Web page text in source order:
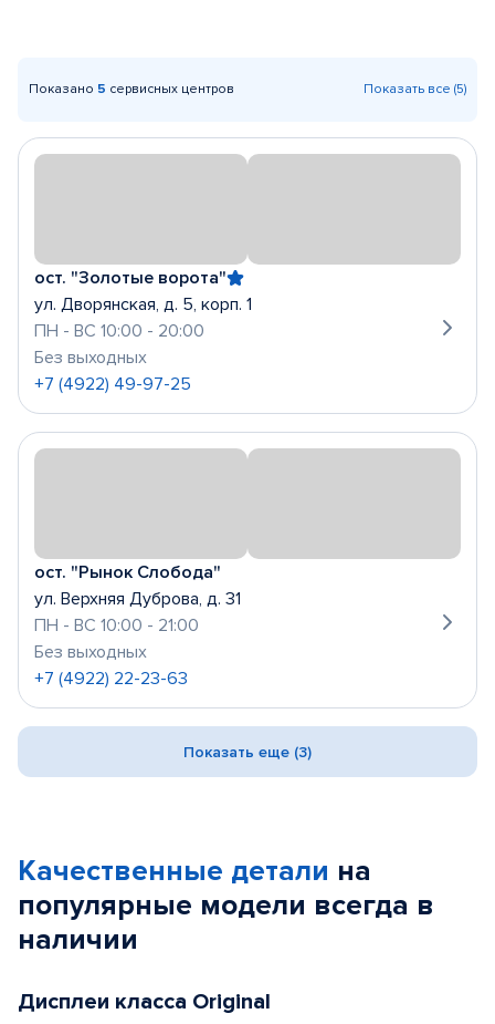
Показано 5 сервисных центров Показать все (5)
ост. "Золотые ворота"
ул. Дворянская, д. 5, корп. 1
ПН - ВС 10:00 - 20:00
Без выходных
+7 (4922) 49-97-25
ост. "Рынок Слобода"
ул. Верхняя Дуброва, д. 31
ПН - ВС 10:00 - 21:00
Без выходных
+7 (4922) 22-23-63
Показать еще (3)
Качественные детали на
популярные модели всегда в
наличии
Дисплеи класса Original